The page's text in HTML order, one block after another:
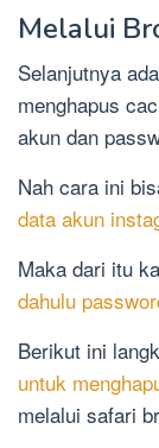
Melalui
Selanjutnya
menghapus
akun dan
Nah cara ini
data akun
Maka dari itu
dahulu
Berikut ini
untuk
melalui safari